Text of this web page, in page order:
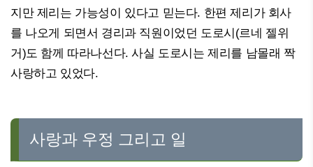
지만 제리는 가능성이 있다고 믿는다. 한편 제리가 회사
를 나오게 되면서 경리과 직원이었던 도로시(르네 젤위
거)도 함께 따라나선다. 사실 도로시는 제리를 남몰래 짝
사랑하고 있었다.
사랑과 우정 그리고 일